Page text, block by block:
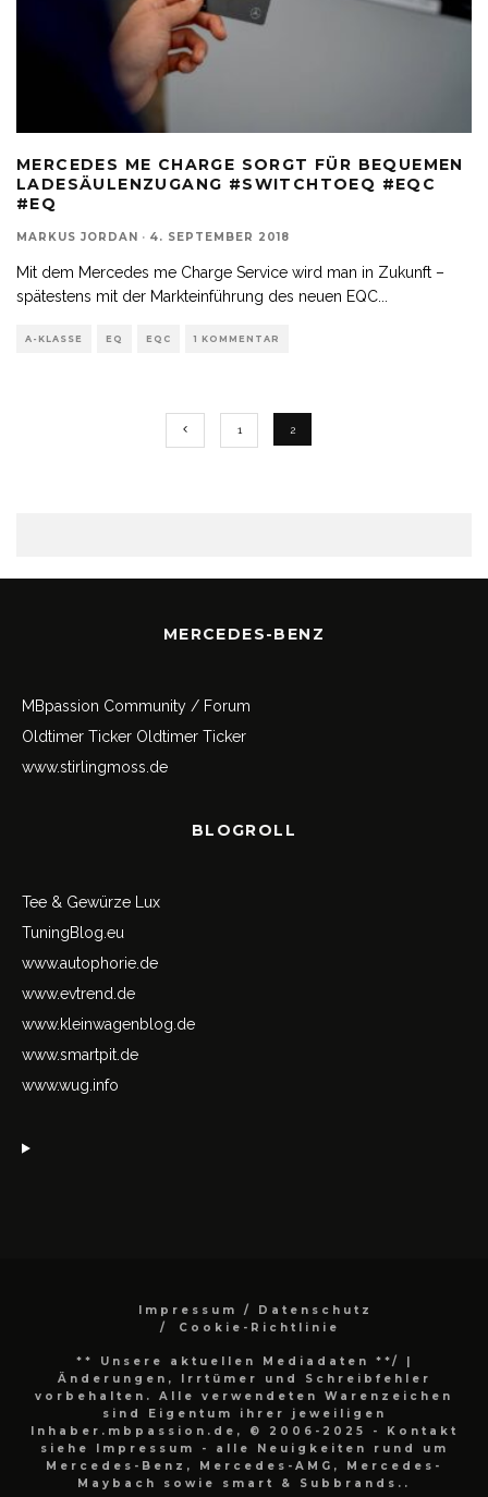
MERCEDES ME CHARGE SORGT FÜR BEQUEMEN
LADESÄULENZUGANG #SWITCHTOEQ #EQC
#EQ
MARKUS JORDAN · 4. SEPTEMBER 2018
Mit dem Mercedes me Charge Service wird man in Zukunft –
spätestens mit der Markteinführung des neuen EQC
A-KLASSE EQ EQC 1 KOMMENTAR
1 2
MERCEDES-BENZ
MBpassion Community / Forum
Oldtimer Ticker Oldtimer Ticker
www.stirlingmoss.de
BLOGROLL
Tee & Gewürze Lux
TuningBlog.eu
www.autophorie.de
www.evtrend.de
www.kleinwagenblog.de
www.smartpit.de
www.wug.info
Impressum / Datenschutz
Cookie-Richtlinie
** Unsere aktuellen Mediadaten **/
|
Änderungen, Irrtümer und Schreibfehler
vorbehalten. Alle verwendeten Warenzeichen
sind Eigentum ihrer jeweiligen
Inhaber.mbpassion.de, © 2006-2025 - Kontakt
siehe Impressum - alle Neuigkeiten rund um
Mercedes-Benz, Mercedes-AMG, Mercedes-
Maybach sowie smart & Subbrands..